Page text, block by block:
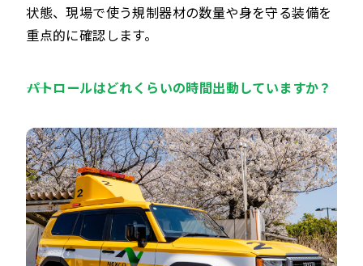
状態、現場で使う規制器材の数量や身を守る装備を
重点的に確認します。
――パトロールはどれくらいの時間出動していますか？